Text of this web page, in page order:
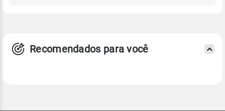
Recomendados para você